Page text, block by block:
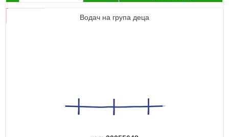
Водач на група деца